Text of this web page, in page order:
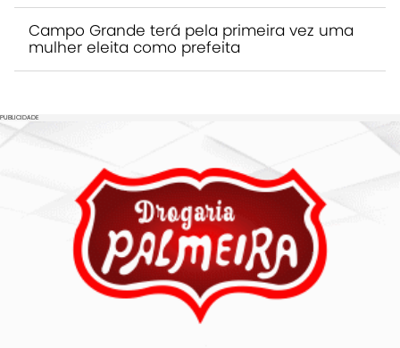
Campo Grande terá pela primeira vez uma
mulher eleita como prefeita
PUBLICIDADE